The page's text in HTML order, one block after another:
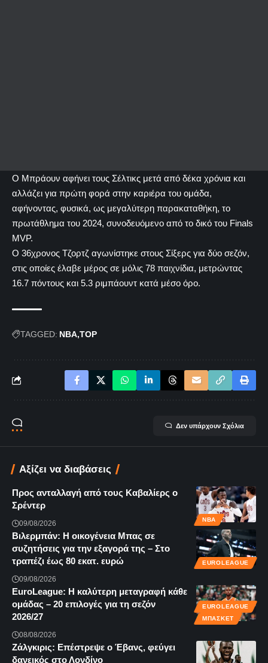
Ο Μπράουν αφήνει τους Σέλτικς μετά από δέκα χρόνια και
αλλάζει για πρώτη φορά στην καριέρα του ομάδα,
αφήνοντας, φυσικά, ως μεγαλύτερη παρακαταθήκη, το
πρωτάθλημα του 2024, συνοδευόμενο από το δικό του Finals
MVP.
Ο 36χρονος Τζορτζ αγωνίστηκε στους Σίξερς για δύο σεζόν,
στις οποίες έλαβε μέρος σε μόλις 78 παιχνίδια, μετρώντας
16.7 πόντους και 5.3 ριμπάουντ κατά μέσο όρο.
TAGGED: NBA TOP
Δεν υπάρχουν Σχόλια
Αξίζει να διαβάσεις
NBA
Προς ανταλλαγή από τους Καβαλίερς ο
Σρέντερ
09/08/2026
EUROLEAGUE
Βιλερμπάν: Η οικογένεια Μπας σε
συζητήσεις για την εξαγορά της – Στο
τραπέζι έως 80 εκατ. ευρώ
09/08/2026
EUROLEAGUE
ΜΠΆΣΚΕΤ
EuroLeague: Η καλύτερη μεταγραφή κάθε
ομάδας – 20 επιλογές για τη σεζόν
2026/27
08/08/2026
Ζάλγκιρις: Επέστρεψε ο Έβανς, φεύγει
δανεικός στο Λονδίνο